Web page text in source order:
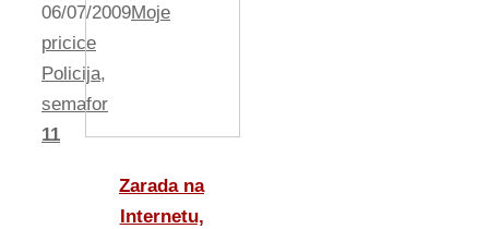
06/07/2009Moje
pricice
Policija,
semafor
11
Zarada na
Internetu,